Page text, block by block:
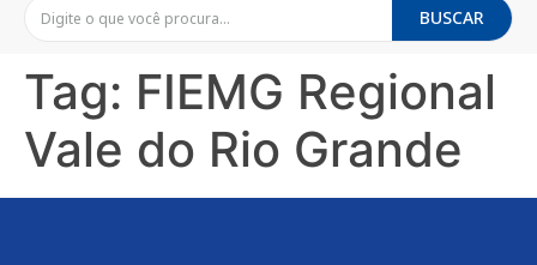
BUSCAR
Tag: FIEMG Regional
Vale do Rio Grande